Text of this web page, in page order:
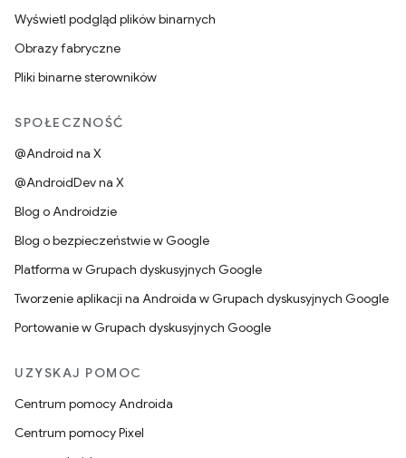
Wyświetl podgląd plików binarnych
Obrazy fabryczne
Pliki binarne sterowników
SPOŁECZNOŚĆ
@Android na X
@AndroidDev na X
Blog o Androidzie
Blog o bezpieczeństwie w Google
Platforma w Grupach dyskusyjnych Google
Tworzenie aplikacji na Androida w Grupach dyskusyjnych Google
Portowanie w Grupach dyskusyjnych Google
UZYSKAJ POMOC
Centrum pomocy Androida
Centrum pomocy Pixel